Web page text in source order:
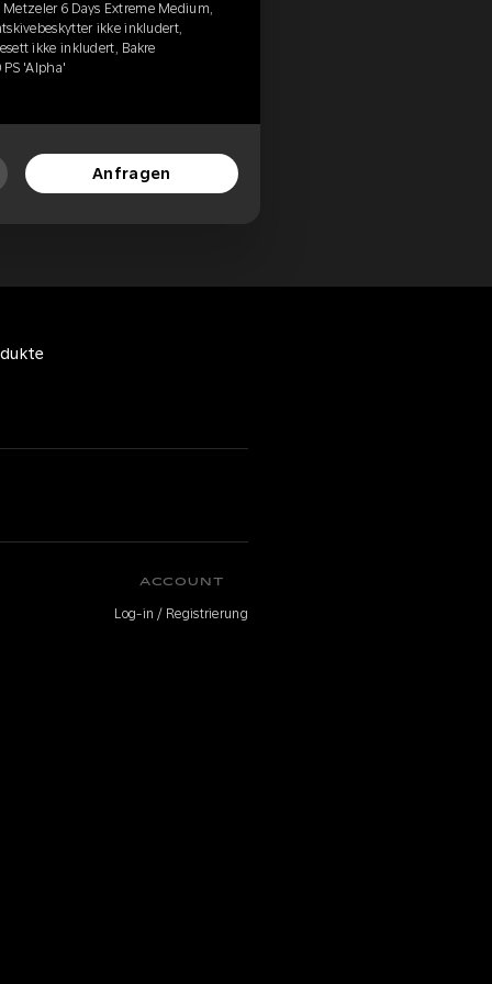
6 Days Extreme Medium,
ikke inkludert,
ikke inkludert, Bakre
'Alpha'
Anfragen
ACCOUNT
Log-in / Registrierung